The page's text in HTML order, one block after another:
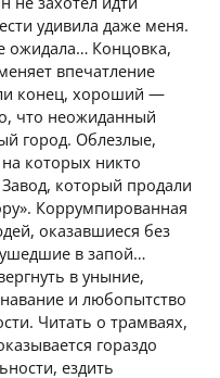
удивила даже меня.
ожидала… Концовка,
впечатление
конец, хороший —
что неожиданный
город. Облезлые,
которых никто
который продали
Коррумпированная
оказавшиеся без
в запой…
в уныние,
и любопытство
Читать о трамваях,
гораздо
ездить